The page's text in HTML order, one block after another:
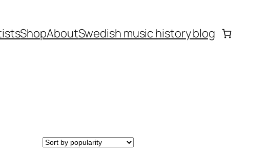
ShopAboutSwedish music history blog